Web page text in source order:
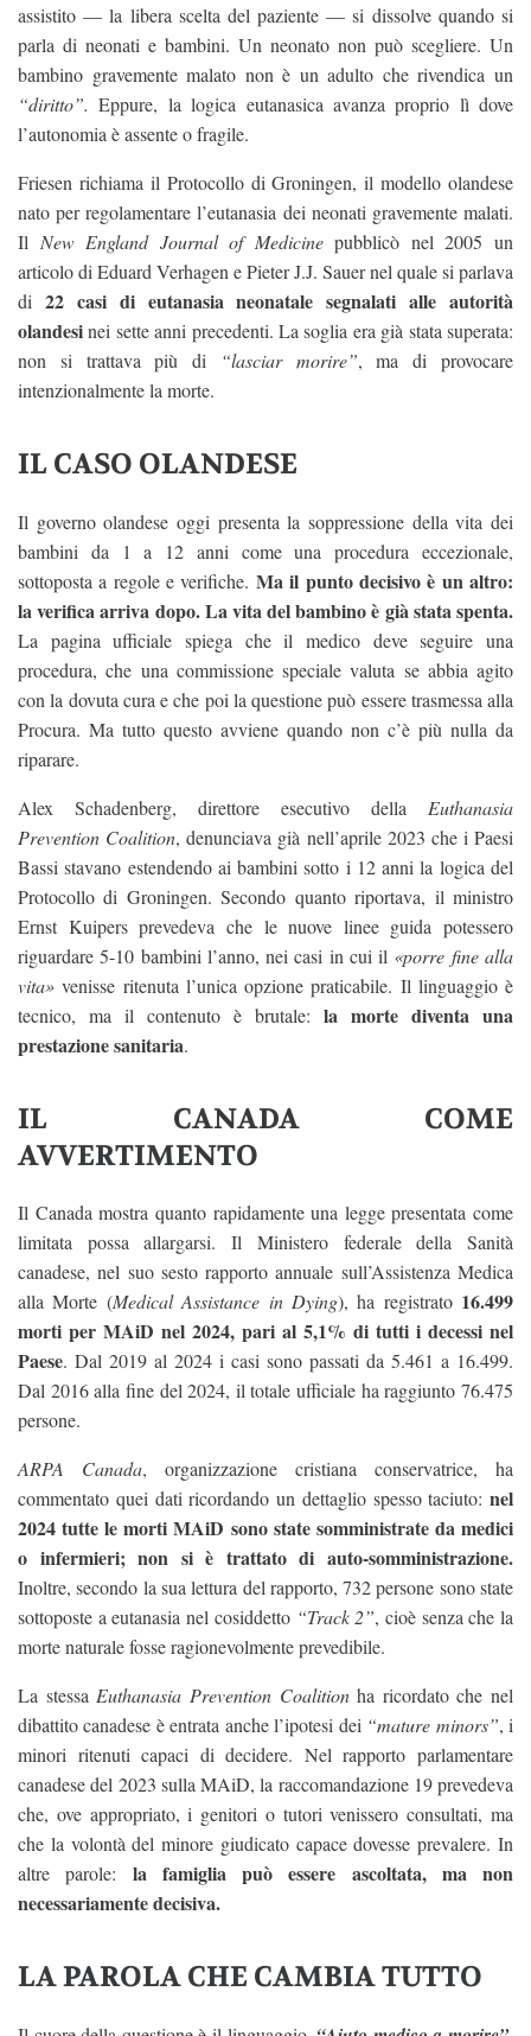
assistito — la libera scelta del paziente — si dissolve quando si
parla di neonati e bambini. Un neonato non può scegliere. Un
bambino gravemente malato non è un adulto che rivendica un
“diritto”. Eppure, la logica eutanasica avanza proprio lì dove
l’autonomia è assente o fragile.
Friesen richiama il Protocollo di Groningen, il modello olandese
nato per regolamentare l’eutanasia dei neonati gravemente malati.
Il New England Journal of Medicinepubblicò nel 2005 un
articolo di Eduard Verhagen e Pieter J.J. Sauer nel quale si parlava
di 22 casi di eutanasia neonatale segnalati alle autorità
olandesinei sette anni precedenti. La soglia era già stata superata:
non si trattava più di
“lasciar morire”, ma di provocare
intenzionalmente la morte.
IL CASO OLANDESE
Il governo olandese oggi presenta la soppressione della vita dei
bambini da 1 a 12 anni come una procedura eccezionale,
sottoposta a regole e verifiche. Ma il punto decisivo è un altro:
la verifica arriva dopo. La vita del bambino è già stata spenta.
La pagina ufficiale spiega che il medico deve seguire una
procedura, che una commissione speciale valuta se abbia agito
con la dovuta cura e che poi la questione può essere trasmessa alla
Procura. Ma tutto questo avviene quando non c’è più nulla da
riparare.
Alex Schadenberg, direttore esecutivo della Euthanasia
Prevention Coalition, denunciava già nell’aprile 2023 che i Paesi
Bassi stavano estendendo ai bambini sotto i 12 anni la logica del
Protocollo di Groningen. Secondo quanto riportava, il ministro
Ernst Kuipers prevedeva che le nuove linee guida potessero
riguardare 5-10 bambini l’anno, nei casi in cui il «porre fine alla
vita» venisse ritenuta l’unica opzione praticabile. Il linguaggio è
tecnico, ma il contenuto è brutale: la morte diventa una
prestazione sanitaria.
IL CANADA COME
AVVERTIMENTO
Il Canada mostra quanto rapidamente una legge presentata come
limitata possa allargarsi. Il Ministero federale della Sanità
canadese, nel suo sesto rapporto annuale sull’Assistenza Medica
alla Morte (Medical Assistance in Dying), ha registrato 16.499
morti per MAiD nel 2024, pari al 5,1% di tutti i decessi nel
Paese. Dal 2019 al 2024 i casi sono passati da 5.461 a 16.499.
Dal 2016 alla fine del 2024, il totale ufficiale ha raggiunto 76.475
persone.
ARPA Canada, organizzazione cristiana conservatrice, ha
commentato quei dati ricordando un dettaglio spesso taciuto: nel
2024 tutte le morti MAiD sono state somministrate da medici
o infermieri; non si è trattato di auto-somministrazione.
Inoltre, secondo la sua lettura del rapporto, 732 persone sono state
sottoposte a eutanasia nel cosiddetto “Track 2”, cioè senza che la
morte naturale fosse ragionevolmente prevedibile.
La stessaEuthanasia Prevention Coalitionha ricordato che nel
dibattito canadese è entrata anche l’ipotesi dei “mature minors”, i
minori ritenuti capaci di decidere. Nel rapporto parlamentare
canadese del 2023 sulla MAiD, la raccomandazione 19 prevedeva
che, ove appropriato, i genitori o tutori venissero consultati, ma
che la volontà del minore giudicato capace dovesse prevalere. In
altre parole: la famiglia può essere ascoltata, ma non
necessariamente decisiva.
LA PAROLA CHE CAMBIA TUTTO